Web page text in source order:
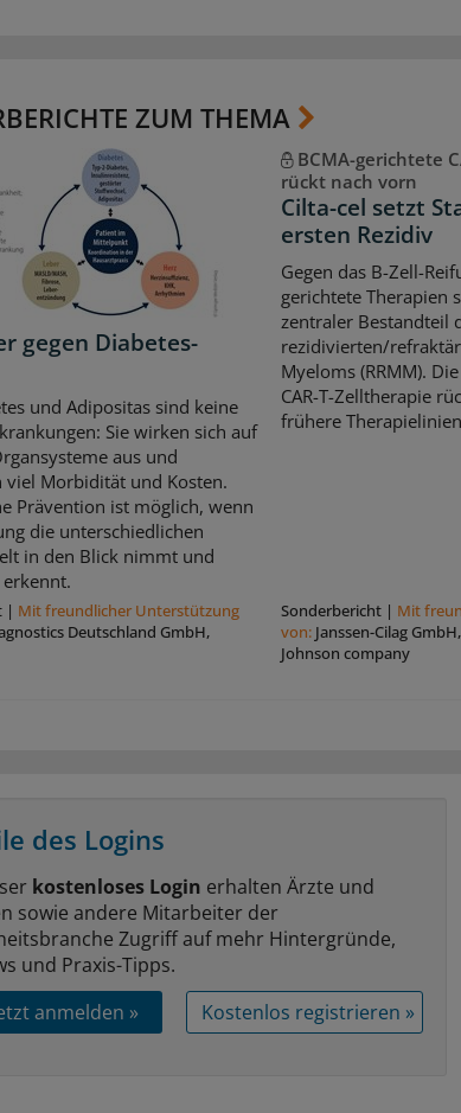
ZUM THEMA
gegen Diabetes-
und Adipositas sind keine
Sie wirken sich auf
aus und
viel Morbidität und Kosten.
Prävention ist möglich, wenn
die unterschiedlichen
in den Blick nimmt und
| Mit freundlicher Unterstützung
Deutschland GmbH,
BCMA-gerichtete
rückt nach vorn
Cilta-cel setzt
ersten Rezidiv
Gegen das B-Zell-
gerichtete Therapien
zentraler Bestandteil
rezidivierten/
Myeloms (RRMM).
CAR-T-Zelltherapie
frühere
Sonderbericht| Mit
von: Janssen-Cilag
Johnson company
des Logins
kostenloses Login erhalten Ärzte und
sowie andere Mitarbeiter der
Zugriff auf mehr Hintergründe,
und Praxis-Tipps.
anmelden »
Kostenlos registrieren »